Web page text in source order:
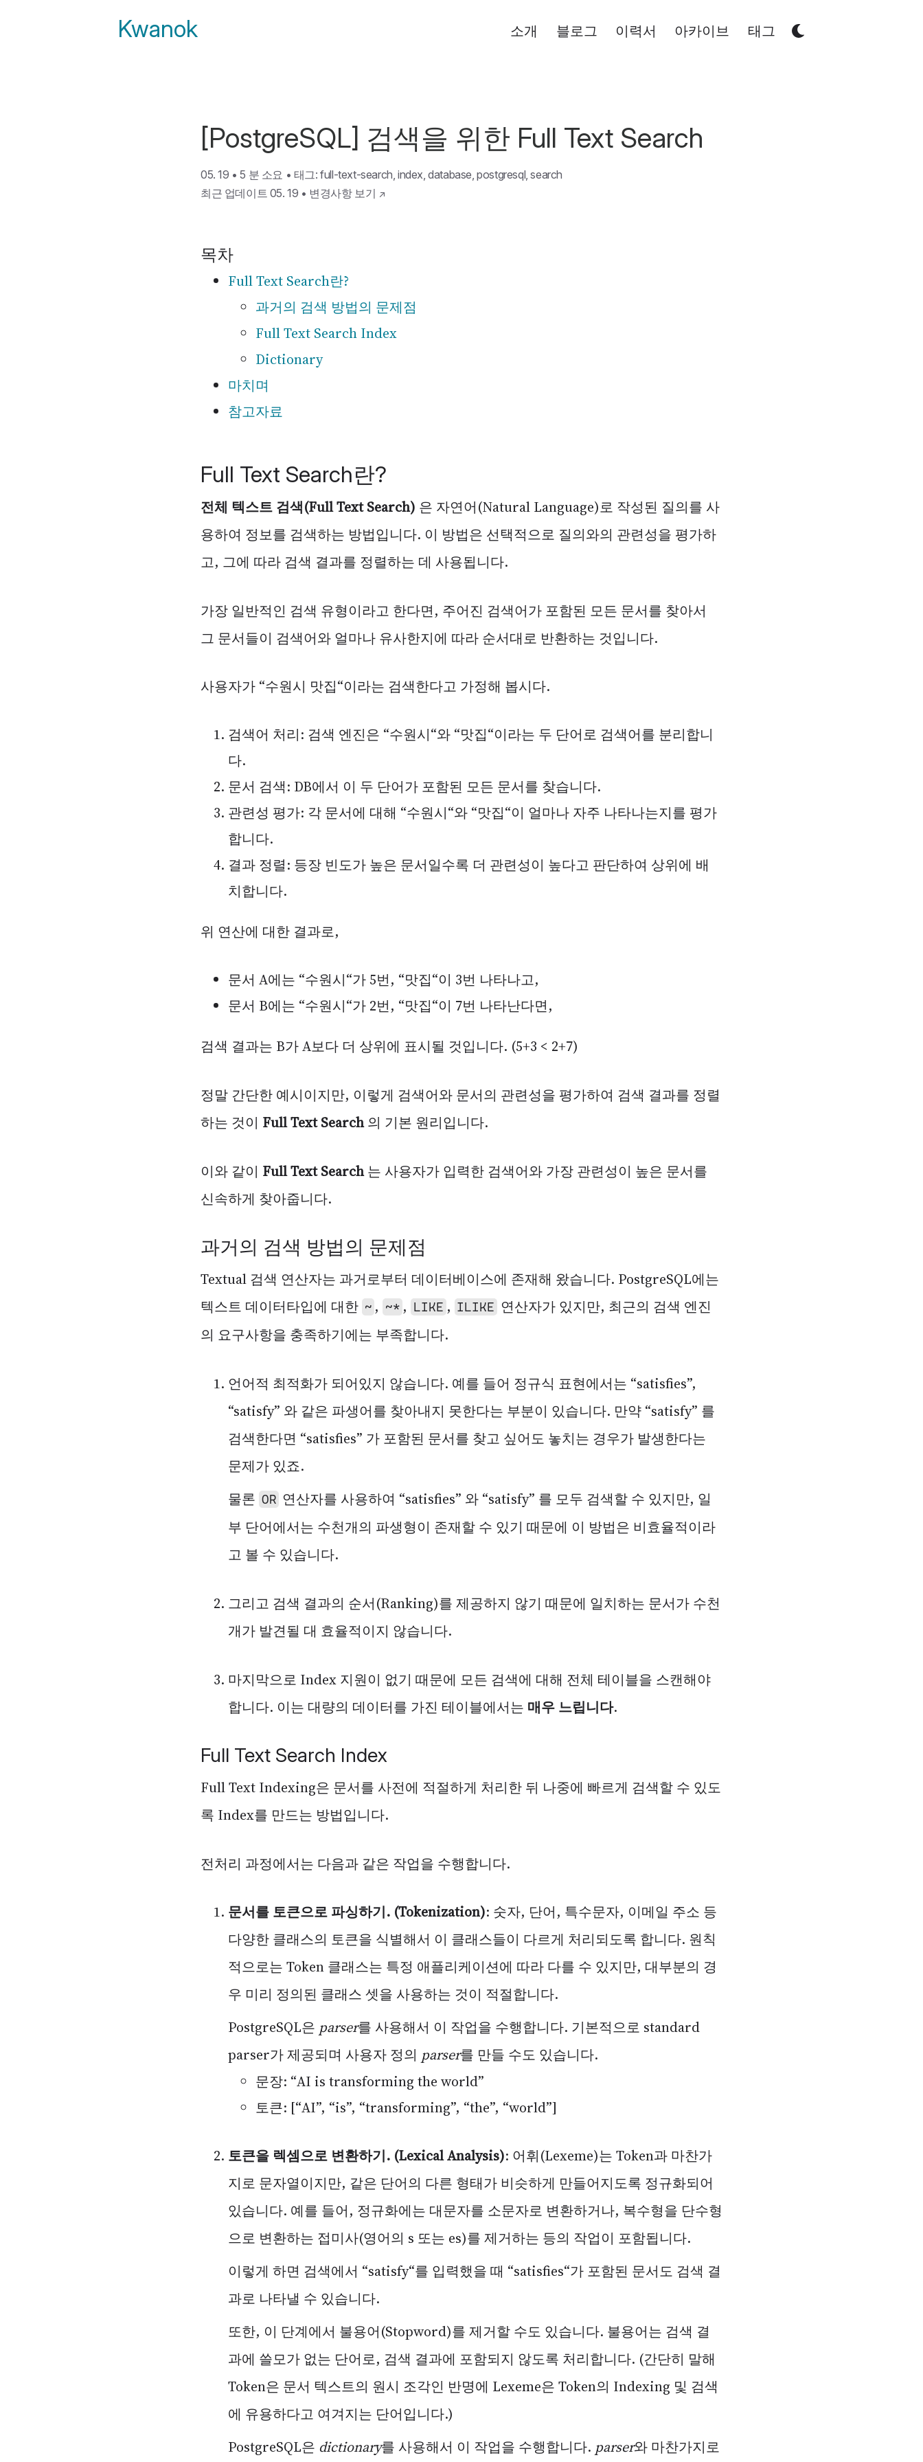
Kwanok 소개 블로그 이력서 아카이브 태그
[PostgreSQL] 검색을 위한 Full Text Search
05. 19 •5 분 소요 • 태그:full-text-search,index,database,postgresql,search
최근 업데이트 05. 19 • 변경사항 보기 ↗
목차
Full Text Search란?
과거의 검색 방법의 문제점
Full Text Search Index
Dictionary
마치며
참고자료
Full Text Search란?
전체 텍스트 검색(Full Text Search) 은 자연어(Natural Language)로 작성된 질의를 사
용하여 정보를 검색하는 방법입니다. 이 방법은 선택적으로 질의와의 관련성을 평가하
고, 그에 따라 검색 결과를 정렬하는 데 사용됩니다.
가장 일반적인 검색 유형이라고 한다면, 주어진 검색어가 포함된 모든 문서를 찾아서
그 문서들이 검색어와 얼마나 유사한지에 따라 순서대로 반환하는 것입니다.
사용자가 “수원시 맛집“이라는 검색한다고 가정해 봅시다.
검색어 처리: 검색 엔진은 “수원시“와 “맛집“이라는 두 단어로 검색어를 분리합니
다.
문서 검색: DB에서 이 두 단어가 포함된 모든 문서를 찾습니다.
관련성 평가: 각 문서에 대해 “수원시“와 “맛집“이 얼마나 자주 나타나는지를 평가
합니다.
결과 정렬: 등장 빈도가 높은 문서일수록 더 관련성이 높다고 판단하여 상위에 배
치합니다.
위 연산에 대한 결과로,
문서 A에는 “수원시“가 5번, “맛집“이 3번 나타나고,
문서 B에는 “수원시“가 2번, “맛집“이 7번 나타난다면,
검색 결과는 B가 A보다 더 상위에 표시될 것입니다. (5+3 < 2+7)
정말 간단한 예시이지만, 이렇게 검색어와 문서의 관련성을 평가하여 검색 결과를 정렬
하는 것이 Full Text Search의 기본 원리입니다.
이와 같이 Full Text Search는 사용자가 입력한 검색어와 가장 관련성이 높은 문서를
신속하게 찾아줍니다.
과거의 검색 방법의 문제점
Textual 검색 연산자는 과거로부터 데이터베이스에 존재해 왔습니다. PostgreSQL에는
텍스트 데이터타입에 대한 ~ , ~* , LIKE , ILIKE 연산자가 있지만, 최근의 검색 엔진
의 요구사항을 충족하기에는 부족합니다.
언어적 최적화가 되어있지 않습니다. 예를 들어 정규식 표현에서는 “satisfies”,
“satisfy” 와 같은 파생어를 찾아내지 못한다는 부분이 있습니다. 만약 “satisfy” 를
검색한다면 “satisfies” 가 포함된 문서를 찾고 싶어도 놓치는 경우가 발생한다는
문제가 있죠.
물론 OR 연산자를 사용하여 “satisfies” 와 “satisfy” 를 모두 검색할 수 있지만, 일
부 단어에서는 수천개의 파생형이 존재할 수 있기 때문에 이 방법은 비효율적이라
고 볼 수 있습니다.
그리고 검색 결과의 순서(Ranking)를 제공하지 않기 때문에 일치하는 문서가 수천
개가 발견될 대 효율적이지 않습니다.
마지막으로 Index 지원이 없기 때문에 모든 검색에 대해 전체 테이블을 스캔해야
합니다. 이는 대량의 데이터를 가진 테이블에서는 매우 느립니다.
Full Text Search Index
Full Text Indexing은 문서를 사전에 적절하게 처리한 뒤 나중에 빠르게 검색할 수 있도
록 Index를 만드는 방법입니다.
전처리 과정에서는 다음과 같은 작업을 수행합니다.
문서를 토큰으로 파싱하기. (Tokenization): 숫자, 단어, 특수문자, 이메일 주소 등
다양한 클래스의 토큰을 식별해서 이 클래스들이 다르게 처리되도록 합니다. 원칙
적으로는 Token 클래스는 특정 애플리케이션에 따라 다를 수 있지만, 대부분의 경
우 미리 정의된 클래스 셋을 사용하는 것이 적절합니다.
PostgreSQL은 parser를 사용해서 이 작업을 수행합니다. 기본적으로 standard
parser가 제공되며 사용자 정의 parser를 만들 수도 있습니다.
문장: “AI is transforming the world”
토큰: [“AI”, “is”, “transforming”, “the”, “world”]
토큰을 렉셈으로 변환하기. (Lexical Analysis): 어휘(Lexeme)는 Token과 마찬가
지로 문자열이지만, 같은 단어의 다른 형태가 비슷하게 만들어지도록 정규화되어
있습니다. 예를 들어, 정규화에는 대문자를 소문자로 변환하거나, 복수형을 단수형
으로 변환하는 접미사(영어의 s 또는 es)를 제거하는 등의 작업이 포함됩니다.
이렇게 하면 검색에서 “satisfy“를 입력했을 때 “satisfies“가 포함된 문서도 검색 결
과로 나타낼 수 있습니다.
또한, 이 단계에서 불용어(Stopword)를 제거할 수도 있습니다. 불용어는 검색 결
과에 쓸모가 없는 단어로, 검색 결과에 포함되지 않도록 처리합니다. (간단히 말해
Token은 문서 텍스트의 원시 조각인 반명에 Lexeme은 Token의 Indexing 및 검색
에 유용하다고 여겨지는 단어입니다.)
PostgreSQL은 dictionary를 사용해서 이 작업을 수행합니다. parser와 마찬가지로